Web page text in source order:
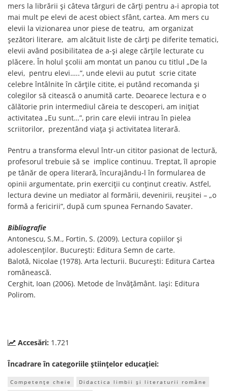
mers la librării şi câteva târguri de cărți pentru a-i apropia tot
mai mult pe elevi de acest obiect sfânt, cartea. Am mers cu
elevii la vizionarea unor piese de teatru, am organizat
șezători literare, am alcătuit liste de cărți pe diferite tematici,
elevii având posibilitatea de a-şi alege cărțile lecturate cu
plăcere. În holul școlii am montat un panou cu titlul „De la
elevi, pentru elevi…..”, unde elevii au putut scrie citate
celebre întâlnite în cărțile citite, ei putând recomanda și
colegilor să citească o anumită carte. Deoarece lectura e o
călătorie prin intermediul căreia te descoperi, am inițiat
activitatea „Eu sunt…”, prin care elevii intrau în pielea
scriitorilor, prezentând viața și activitatea literară.
Pentru a transforma elevul într-un cititor pasionat de lectură,
profesorul trebuie să se implice continuu. Treptat, îl apropie
pe tânăr de opera literară, încurajându-l în formularea de
opinii argumentate, prin exerciții cu conținut creativ. Astfel,
lectura devine un mediator al formării, devenirii, reușitei – „o
formă a fericirii”, după cum spunea Fernando Savater.
Bibliografie
Antonescu, S.M., Fortin, S. (2009). Lectura copiilor şi
adolescenţilor. Bucureşti: Editura Semn de carte.
Balotă, Nicolae (1978). Arta lecturii. Bucureşti: Editura Cartea
românească.
Cerghit, Ioan (2006). Metode de învăţământ. Iaşi: Editura
Polirom.
Accesări: 1.721
Încadrare în categoriile științelor educației:
Competențe cheie
Didactica limbii și literaturii române